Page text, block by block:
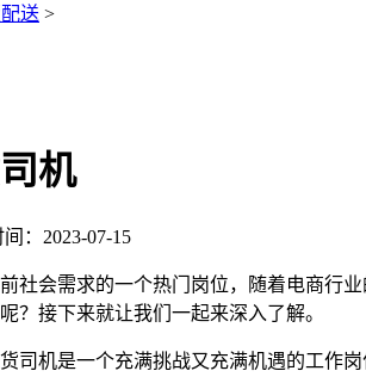
送 >
机
：2023-07-15
社会需求的一个热门岗位，随着电商行
？接下来就让我们一起来深入了解。
司机是一个充满挑战又充满机遇的工作